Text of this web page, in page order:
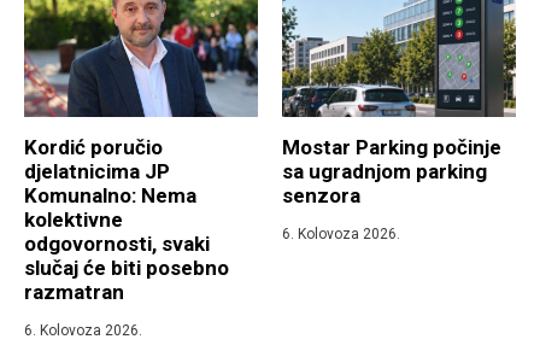
Kordić poručio
djelatnicima JP
Komunalno: Nema
kolektivne
odgovornosti, svaki
slučaj će biti posebno
razmatran
6. Kolovoza 2026.
Mostar Parking počinje
sa ugradnjom parking
senzora
6. Kolovoza 2026.